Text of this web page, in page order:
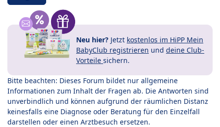
Neu hier? Jetzt kostenlos im HiPP Mein
BabyClub registrieren und deine Club-
Vorteile sichern.
Bitte beachten: Dieses Forum bildet nur allgemeine
Informationen zum Inhalt der Fragen ab. Die Antworten sind
unverbindlich und können aufgrund der räumlichen Distanz
keinesfalls eine Diagnose oder Beratung für den Einzelfall
darstellen oder einen Arztbesuch ersetzen.